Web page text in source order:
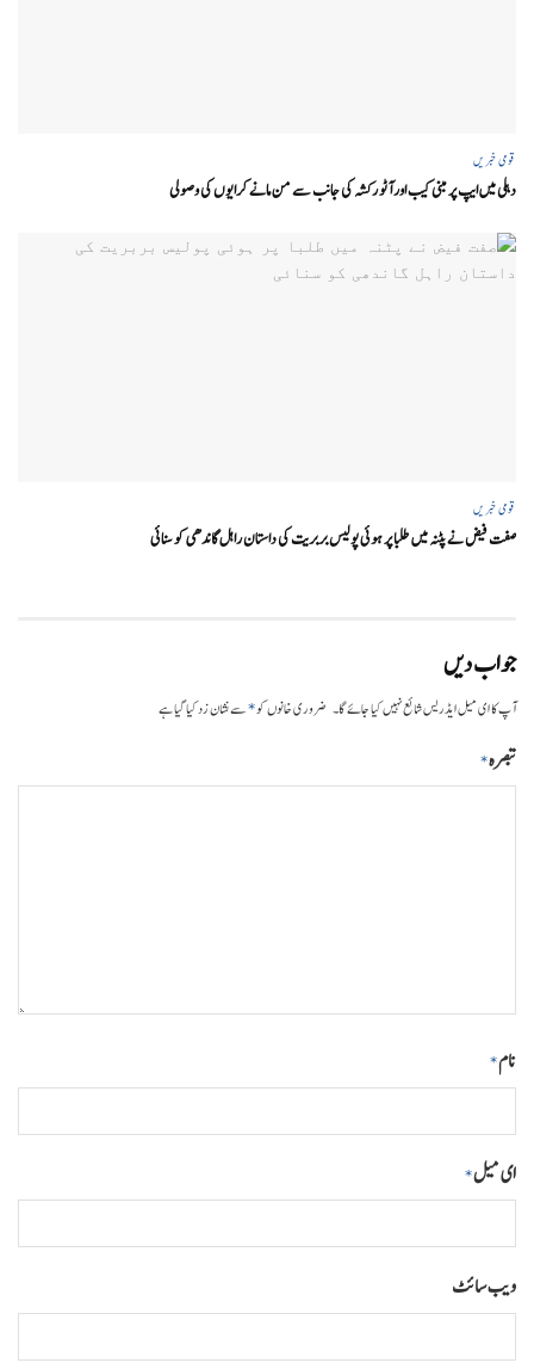
قومی خبریں
دہلی میں ایپ پر مبنی کیب اور آٹو رکشہ کی جانب سے من مانے کرایوں کی وصولی
قومی خبریں
صفت فیض نے پٹنہ میں طلبا پر ہوئی پولیس بربریت کی داستان راہل گاندھی کو سنائی
جواب دیں
آپ کا ای میل ایڈریس شائع نہیں کیا جائے گا۔ ضروری خانوں کو*سے نشان زد کیا گیا ہے
تبصرہ*
نام*
ای میل*
ویب‌ سائٹ